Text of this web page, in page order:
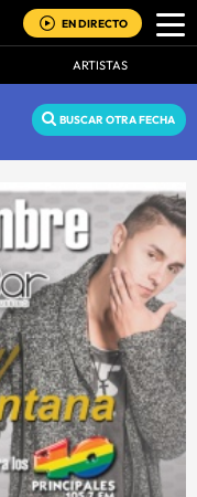
EN DIRECTO
ARTISTAS
BUSCAR OTRA FECHA